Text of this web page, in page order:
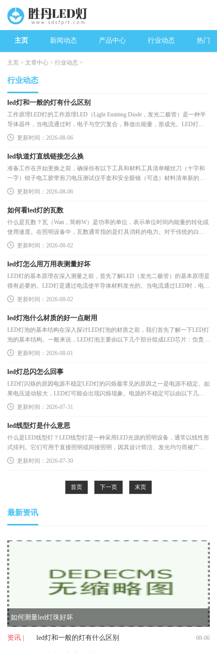
主页 新闻动态 产品中心 行业动态 热门
主页 > 文章中心 > 行业动态 >
行业动态
led灯和一般的灯有什么区别
工作原理LED灯的工作原理LED（Light Emitting Diode，发光二极管）是一种半
导体器件，当电流通过时，电子与空穴复合，释放出能量，形成光。LED灯的
主要优点在于其高效能和小型化。它们可
更新时间：2026-08-06
led轨道灯直线链接怎么换
准备工作在开始更换之前，确保你有以下工具和材料工具清单螺丝刀（十字和
一字）钳子电工胶带剪刀电压测试仪手套和安全眼镜（可选）材料清单新的
LED轨道灯连接器（根据实际需求
更新时间：2026-08-06
如何看led灯的瓦数
什么是瓦数？瓦（Watt，简称W）是功率的单位，表示单位时间内能量的转化或
使用速度。在照明设备中，瓦数通常指的是灯具消耗的电力。对于传统的白炽
灯，瓦数越高，亮度通常越大，
更新时间：2026-08-02
led灯怎么用万用表测量好坏
LED灯的基本原理在深入测量之前，首先了解LED（发光二极管）的基本原理是
很有必要的。LED灯是通过电流使半导体材料发光的。当电流通过LED时，电子
与空穴复合，释放出光能。由于其
更新时间：2026-08-02
led灯泡什么材质的好一点耐用
LED灯泡的基本结构在深入探讨LED灯泡的材质之前，我们首先了解一下LED灯
泡的基本结构。一般来说，LED灯泡主要由以下几个部分组成LED芯片：负责发
光的核心部分，通常由半导体材料制
更新时间：2026-08-01
led灯总闪怎么回事
LED灯闪烁的原因电源不稳定LED灯的闪烁最常见的原因之一是电源不稳定。如
果电压波动较大，LED灯可能会出现闪烁现象。电源的不稳定可以由以下几个
因素造成电网波动：尤其在用电高
更新时间：2026-07-31
led线型灯是什么意思
什么是LED线型灯？LED线型灯是一种采用LED光源的照明设备，通常以线性形
式排列。它们可用于直接照明或间接照明，因其设计简洁、发光均匀而被广泛
应用于各类场所。与传统的荧光灯
更新时间：2026-07-30
首页 下一页 末页
最新资讯
如何测量led灯珠好坏
资讯 | led灯和一般的灯有什么区别 08-06